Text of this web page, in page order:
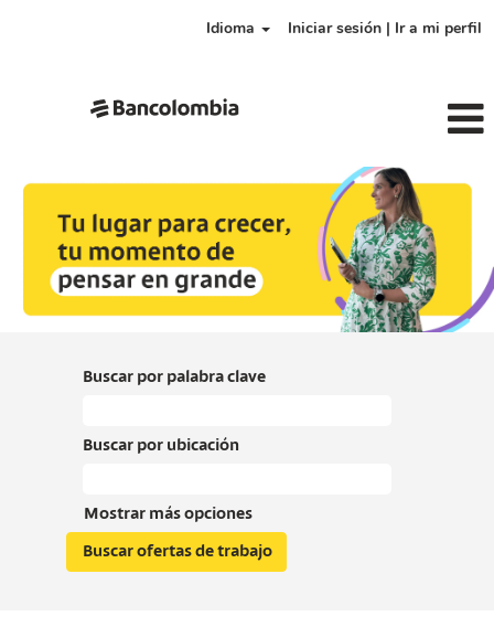
Idioma Iniciar sesión | Ir a mi perfil
Buscar por palabra clave
Buscar por ubicación
Mostrar más opciones